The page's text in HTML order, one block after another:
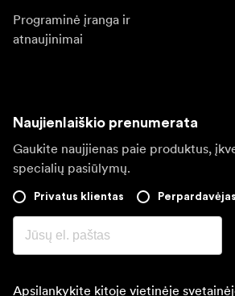
Programinė įranga ir
atnaujinimai
Naujienlaiškio prenumerata
Gaukite naujjienas paie produktus,
specialių pasiūlymų.
Privatus klientas Perpardavėjas
Apsilankykite kitoje vietinėje